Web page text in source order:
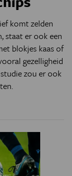
komt zelden
staat er ook een
blokjes kaas of
gezelligheid
zou er ook